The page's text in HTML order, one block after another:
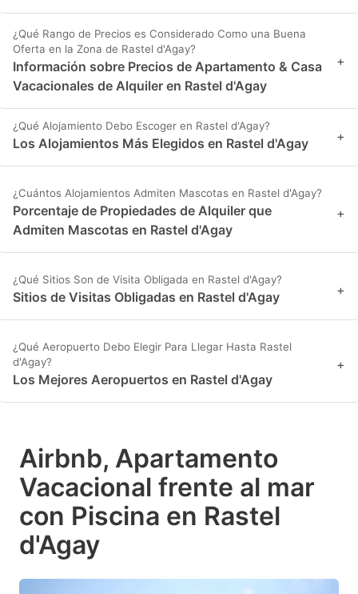
¿Qué Rango de Precios es Considerado Como una Buena
Oferta en la Zona de Rastel d'Agay?
Información sobre Precios de Apartamento & Casa
Vacacionales de Alquiler en Rastel d'Agay
+
¿Qué Alojamiento Debo Escoger en Rastel d'Agay?
Los Alojamientos Más Elegidos en Rastel d'Agay +
¿Cuántos Alojamientos Admiten Mascotas en Rastel d'Agay?
Porcentaje de Propiedades de Alquiler que
Admiten Mascotas en Rastel d'Agay
+
¿Qué Sitios Son de Visita Obligada en Rastel d'Agay?
Sitios de Visitas Obligadas en Rastel d'Agay +
¿Qué Aeropuerto Debo Elegir Para Llegar Hasta Rastel
d'Agay?
Los Mejores Aeropuertos en Rastel d'Agay
+
Airbnb, Apartamento
Vacacional frente al mar
con Piscina en Rastel
d'Agay